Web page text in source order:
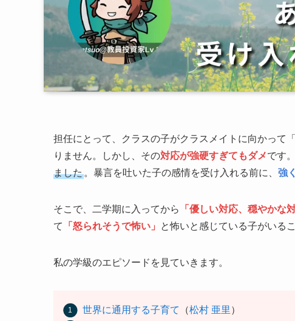
担任にとって、クラスの子がクラスメイトに向かって
りません。しかし、その対応が強硬すぎてもダメです
ました 。暴言を吐いた子の感情を受け入れる前に、 強
そこで、二学期に入ってから 「優しい対応、穏やかな
て
「怒られそうで怖い」 と怖いと感じている子がいる
私の学級のエピソードを見ていきます。
世界に通用する子育て （松村 亜里 ）